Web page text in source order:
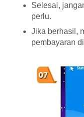
Selesai,
perlu.
Jika berhasil,
pembayaran